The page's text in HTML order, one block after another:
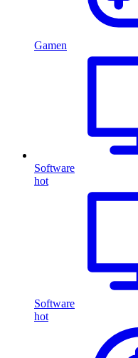
Gamen
Software
hot
Software
hot